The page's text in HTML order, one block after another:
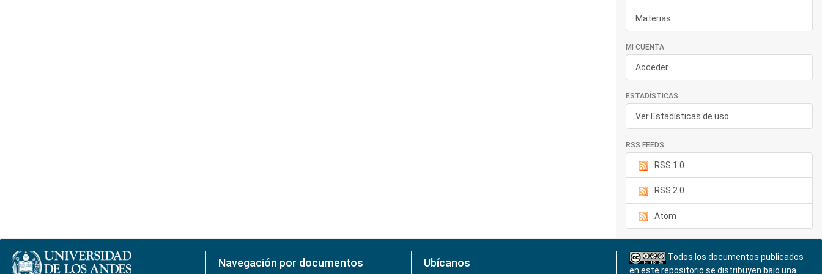
Materias
MI CUENTA
Acceder
ESTADÍSTICAS
Ver Estadísticas de uso
RSS FEEDS
RSS 1.0
RSS 2.0
Atom
Navegación por documentos Ubícanos
Todos los documentos publicados
en este repositorio se distribuyen bajo una